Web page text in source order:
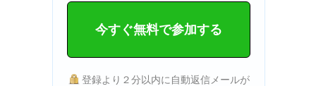
今すぐ無料で参加する
登録より２分以内に自動返信メールが